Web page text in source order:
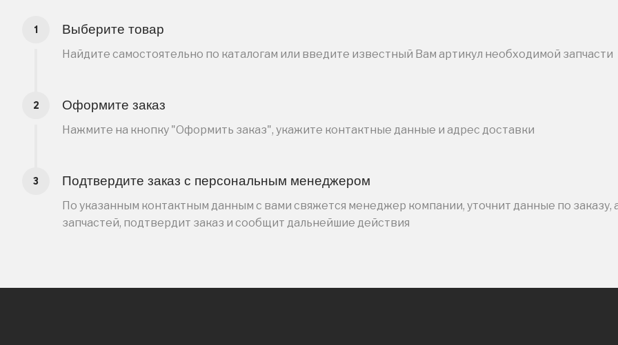
Выберите товар
Найдите самостоятельно по каталогам или введите известный Вам артикул необходимой запчасти
Оформите заказ
Нажмите на кнопку "Оформить заказ", укажите контактные данные и адрес доставки
Подтвердите заказ с персональным менеджером
По указанным контактным данным с вами свяжется менеджер компании, уточнит данные по заказу,
запчастей, подтвердит заказ и сообщит дальнейшие действия